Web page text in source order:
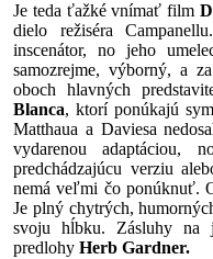
Je teda ťažké vnímať film
dielo režiséra
inscenátor, no jeho
samozrejme, výborný, a
oboch hlavných
Blanca, ktorí ponúkajú
Matthaua a Daviesa
vydarenou
predchádzajúcu verziu
nemá veľmi čo ponúknuť.
Je plný chytrých,
svoju hĺbku. Zásluhy na
predlohyHerb Gardner.